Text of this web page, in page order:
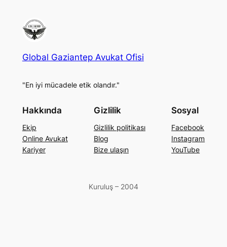
Global Gaziantep Avukat Ofisi
"En iyi mücadele etik olandır."
Hakkında
Ekip
Online Avukat
Kariyer
Gizlilik
Gizlilik politikası
Blog
Bize ulaşın
Sosyal
Facebook
Instagram
YouTube
Kuruluş – 2004